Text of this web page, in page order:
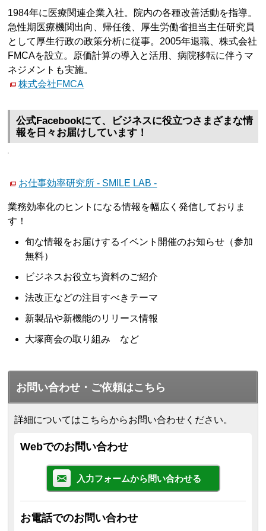
1984年に医療関連企業入社。院内の各種改善活動を指導。
急性期医療機関出向、帰任後、厚生労働省担当主任研究員
として厚生行政の政策分析に従事。2005年退職、株式会社
FMCAを設立。原価計算の導入と活用、病院移転に伴うマ
ネジメントも実施。
株式会社FMCA
公式Facebookにて、ビジネスに役立つさまざまな情
報を日々お届けしています！
お仕事効率研究所 - SMILE LAB -
業務効率化のヒントになる情報を幅広く発信しておりま
す！
旬な情報をお届けするイベント開催のお知らせ（参加
無料）
ビジネスお役立ち資料のご紹介
法改正などの注目すべきテーマ
新製品や新機能のリリース情報
大塚商会の取り組み など
お問い合わせ・ご依頼はこちら
詳細についてはこちらからお問い合わせください。
Webでのお問い合わせ
入力フォームから問い合わせる
お電話でのお問い合わせ